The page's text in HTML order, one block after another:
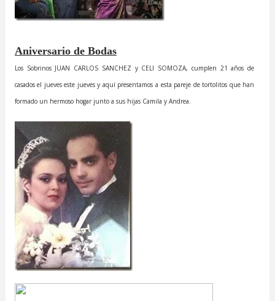
Aniversario de Bodas
Los Sobrinos JUAN CARLOS SANCHEZ y CELI SOMOZA, cumplen 21 años de
casados el jueves este jueves y aquí presentamos a esta pareje de tortolitos que han
formado un hermoso hogar junto a sus hijas Camila y Andrea.